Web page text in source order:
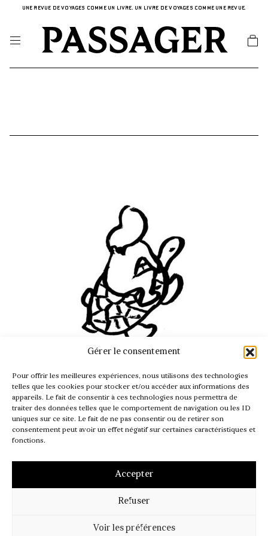
Gérer le consentement
Pour offrir les meilleures expériences, nous utilisons des technologies
telles que les cookies pour stocker et/ou accéder aux informations des
appareils. Le fait de consentir à ces technologies nous permettra de
traiter des données telles que le comportement de navigation ou les ID
uniques sur ce site. Le fait de ne pas consentir ou de retirer son
consentement peut avoir un effet négatif sur certaines caractéristiques et
fonctions.
Accepter
Refuser
Voir les préférences
UNE REVUE DE VOYAGES COMME UN LIVRE. UN LIVRE DE VOYAGES COMME UNE REVUE.
@REVUEPASSAGER
MENTIONS LÉGALES
POLITIQUE DE COOKIES (UE)